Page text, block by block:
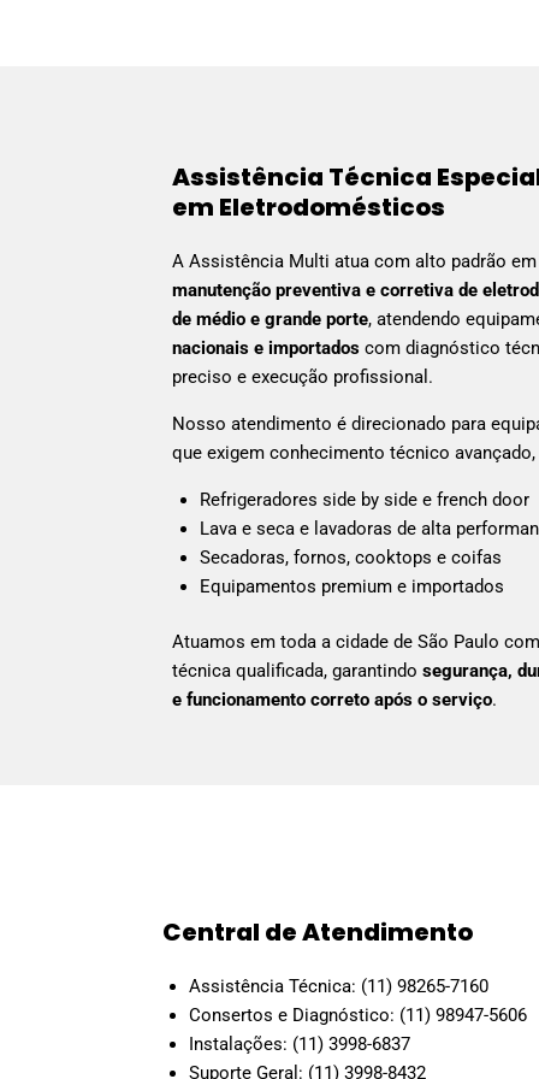
Assistência Técnica
em Eletrodomésticos
A Assistência Multi atua com alto padrão
manutenção preventiva e corretiva de
de médio e grande porte, atendendo
nacionais e importados com diagnóstico
preciso e execução profissional.
Nosso atendimento é direcionado para
que exigem conhecimento técnico
Refrigeradores side by side e french door
Lava e seca e lavadoras de alta
Secadoras, fornos, cooktops e coifas
Equipamentos premium e importados
Atuamos em toda a cidade de São Paulo
técnica qualificada, garantindosegurança,
e funcionamento correto após o serviço.
Central de Atendimento
Assistência Técnica: (11) 98265-7160
Consertos e Diagnóstico: (11) 98947-5606
Instalações: (11) 3998-6837
Suporte Geral: (11) 3998-8432